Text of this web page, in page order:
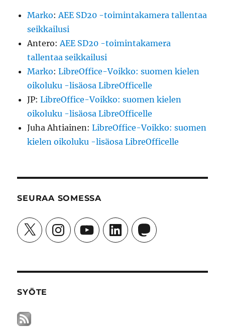
Marko:AEE SD20 -toimintakamera tallentaa
seikkailusi
Antero:AEE SD20 -toimintakamera
tallentaa seikkailusi
Marko:LibreOffice-Voikko: suomen kielen
oikoluku -lisäosa LibreOfficelle
JP:LibreOffice-Voikko: suomen kielen
oikoluku -lisäosa LibreOfficelle
Juha Ahtiainen:LibreOffice-Voikko: suomen
kielen oikoluku -lisäosa LibreOfficelle
SEURAA SOMESSA
X InstagramYouTubeLinkedInMastodon
SYÖTE